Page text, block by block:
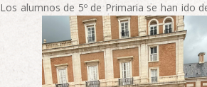
Los alumnos de 5º de Primaria se han ido